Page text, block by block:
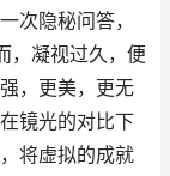
次隐秘问答，
，凝视过久，便
，更美，更无
镜光的对比下
将虚拟的成就